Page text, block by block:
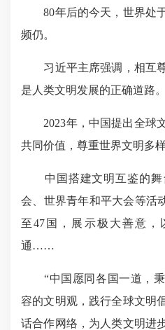
80年后的今天，世界处
频仍。
习近平主席强调，相互尊
是人类文明发展的正确道路。
2023年，中国提出全球
共同价值，尊重世界文明多样
中国搭建文明互鉴的舞
会、世界青年和平大会等活
至47国，展示极大善意，
通……
“中国愿同各国一道，秉
容的文明观，践行全球文明
话合作网络，为人类文明进